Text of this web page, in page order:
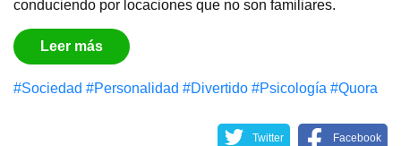
conduciendo por locaciones que no son familiares.
Leer más
#Sociedad #Personalidad #Divertido #Psicología #Quora
Twitter Facebook